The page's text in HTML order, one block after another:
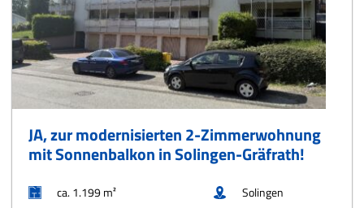
JA, zur modernisierten 2-Zimmerwohnung
mit Sonnenbalkon in Solingen-Gräfrath!
ca. 1.199 m² Solingen